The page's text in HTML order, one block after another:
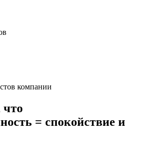
компании
= спокойствие и